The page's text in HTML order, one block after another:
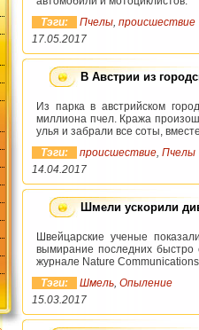
Тэги:
Пчелы, происшествие
17.05.2017
В Австрии из
Из парка в австрийском
миллиона пчел. Кража
улья и забрали все соты,
Тэги:
происшествие, Пчелы
14.04.2017
Шмели ускорили
Швейцарские ученые
вымирание последних быстро
журнале Nature
Тэги:
Шмель, Опыление
15.03.2017